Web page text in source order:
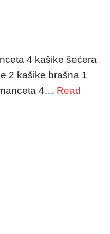
4 kašike šećera
2 kašike brašna 1
4… Read